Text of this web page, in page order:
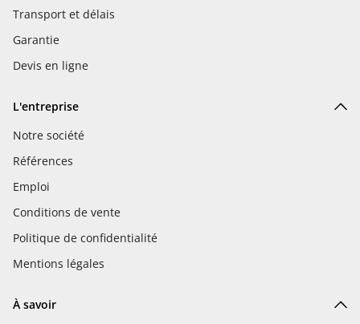
Transport et délais
Garantie
Devis en ligne
L'entreprise
Notre société
Références
Emploi
Conditions de vente
Politique de confidentialité
Mentions légales
À savoir